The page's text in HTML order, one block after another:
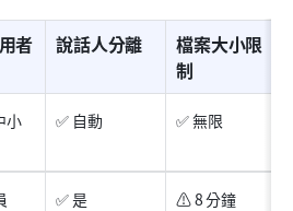
者 說話人分離
檔案大小限
制
小
✅ 自動 ✅ 無限
✅ 是 ⚠️ 8 分鐘